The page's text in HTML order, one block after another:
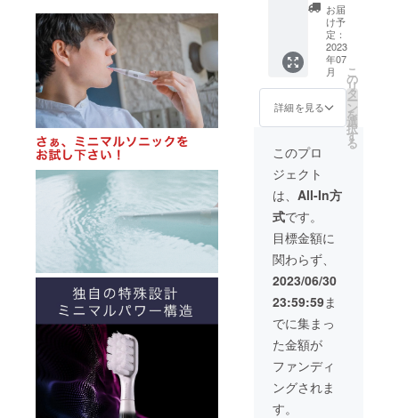
ゆっく
りと動
かしま
す。ゴ
シゴシ
磨かな
にご注
意下さ
い。●取
扱説明
書の有
無：有
（日本
語、英
語）●保
証の有
無：有
（ご購
入より
１年
間）
ズ/重
量：
22.3cm/
45g●カ
ラー展
開：ホ
ワイト●
使用方
法、使
注意事
の表面
にブラ
て、一
本ずつ
ずらし
ながら
ゆっく
りと動
かしま
す。ゴ
シゴシ
磨かな
いよう
にご注
意下さ
給状
況、製
造工程
上の都
合等に
より出
荷時期
が遅れ
ます。
送料込
みの価
す。 ●
希望小
売価
格：
9,900円
ズ/重
量：
22.3cm/
45g●カ
ラー展
開：ホ
ワイト●
イズ：
220mm
×50mm
×20mm
）×2個
※デザイ
ン・仕
様は変
性もご
ざいま
す。ご
了承く
ださ
い。 ※
ご注文
状況、
使用部
材の供
給状
況、製
造工程
上の都
合等に
より出
荷時期
が遅れ
ルソ
ニック×
３セッ
ト ・
14,200
円 ［
29,700
円の
52%OF
F］ ・
本体×3
個 ・交
換式ブ
ラシ
ヘッド
×6個 ・
充電
ケーブ
ル×3個
（箱サ
イズ：
220mm
×50mm
×20mm
）×3個
※デザイ
ン・仕
様は変
お届
け予
定：
2023
年07
月
詳細を見る
こ
の
リ
タ
ー
ン
を
選
択
す
る
このプロ
ジェクト
は、 All-In方
式です。
目標金額に
関わらず、
2023/06/30
23:59:59ま
でに集まっ
た金額が
ファンディ
ングされま
す。